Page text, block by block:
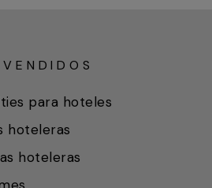
para hoteles
hoteleras
hoteleras